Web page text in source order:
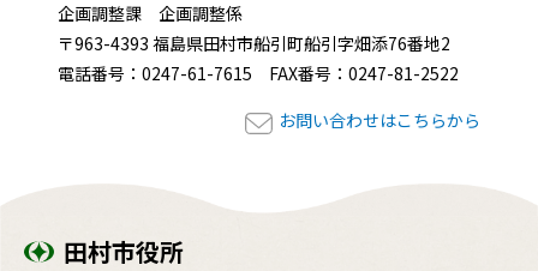
企画調整課 企画調整係
〒963-4393 福島県田村市船引町船引字畑添76番地2
電話番号：0247-61-7615 FAX番号：0247-81-2522
お問い合わせはこちらから
田村市役所